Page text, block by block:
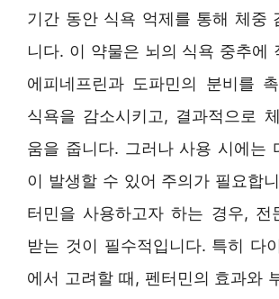
기간 동안 식욕 억제를 통해 체중
니다. 이 약물은 뇌의 식욕 중추에
에피네프린과 도파민의 분비를
식욕을 감소시키고, 결과적으로
움을 줍니다. 그러나 사용 시에는
이 발생할 수 있어 주의가 필요합
터민을 사용하고자 하는 경우, 전
받는 것이 필수적입니다. 특히 다
에서 고려할 때, 펜터민의 효과와